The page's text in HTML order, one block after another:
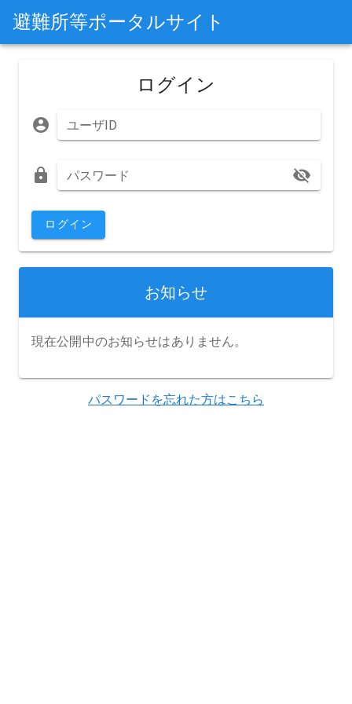
避難所等ポータルサイト
ログイン
ユーザID
パスワード
ログイン
お知らせ
現在公開中のお知らせはありません。
パスワードを忘れた方はこちら